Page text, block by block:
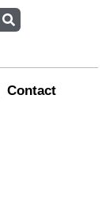
Contact